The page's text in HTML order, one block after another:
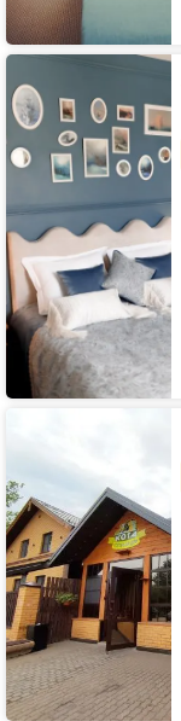
Гостиница
Волхов
кота